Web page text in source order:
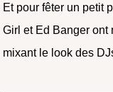
Et pour fêter un petit
Girl et Ed Banger ont
mixant le look des